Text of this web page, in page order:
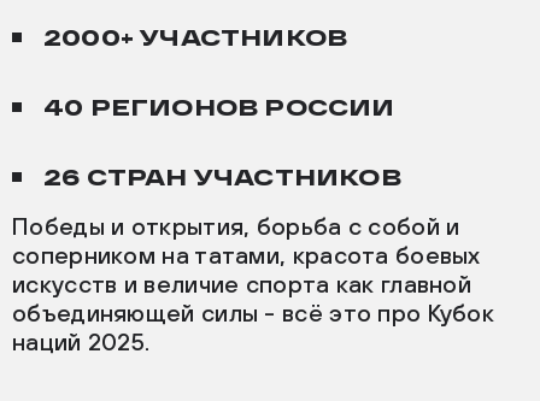
2000+ УЧАСТНИКОВ
40 РЕГИОНОВ РОССИИ
26 СТРАН УЧАСТНИКОВ
Победы и открытия, борьба с собой и
соперником на татами, красота боевых
искусств и величие спорта как главной
объединяющей силы - всё это про Кубок
наций 2025.